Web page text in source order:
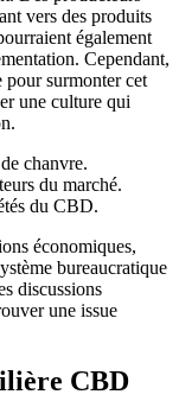
vers des produits
également
Cependant,
surmonter cet
une culture qui
chanvre.
du marché.
du CBD.
économiques,
bureaucratique
discussions
une issue
CBD